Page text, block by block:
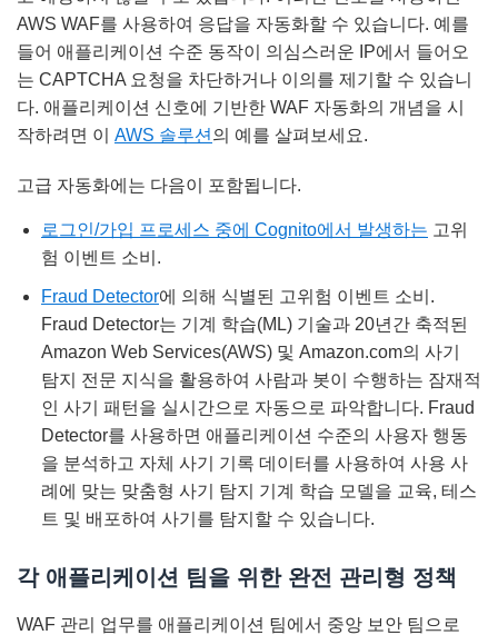
AWS WAF를 사용하여 응답을 자동화할 수 있습니다. 예를
들어 애플리케이션 수준 동작이 의심스러운 IP에서 들어오
는 CAPTCHA 요청을 차단하거나 이의를 제기할 수 있습니
다. 애플리케이션 신호에 기반한 WAF 자동화의 개념을 시
작하려면 이 AWS 솔루션 의 예를 살펴보세요.
고급 자동화에는 다음이 포함됩니다.
로그인/가입 프로세스 중에 Cognito에서 발생하는 고위
험 이벤트 소비.
Fraud Detector에 의해 식별된 고위험 이벤트 소비.
Fraud Detector는 기계 학습(ML) 기술과 20년간 축적된
Amazon Web Services(AWS) 및 Amazon.com의 사기
탐지 전문 지식을 활용하여 사람과 봇이 수행하는 잠재적
인 사기 패턴을 실시간으로 자동으로 파악합니다. Fraud
Detector를 사용하면 애플리케이션 수준의 사용자 행동
을 분석하고 자체 사기 기록 데이터를 사용하여 사용 사
례에 맞는 맞춤형 사기 탐지 기계 학습 모델을 교육, 테스
트 및 배포하여 사기를 탐지할 수 있습니다.
각 애플리케이션 팀을 위한 완전 관리형 정책
WAF 관리 업무를 애플리케이션 팀에서 중앙 보안 팀으로